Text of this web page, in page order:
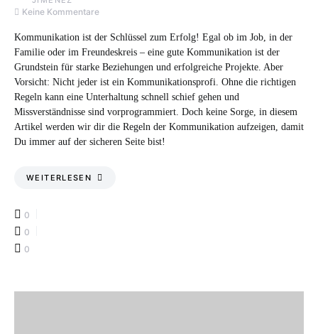
Keine Kommentare
Kommunikation ist der Schlüssel zum Erfolg! Egal ob im Job, in der
Familie oder im Freundeskreis – eine gute Kommunikation ist der
Grundstein für starke Beziehungen und erfolgreiche Projekte. Aber
Vorsicht: Nicht jeder ist ein Kommunikationsprofi. Ohne die richtigen
Regeln kann eine Unterhaltung schnell schief gehen und
Missverständnisse sind vorprogrammiert. Doch keine Sorge, in diesem
Artikel werden wir dir die Regeln der Kommunikation aufzeigen, damit
Du immer auf der sicheren Seite bist!
WEITERLESEN
0
0
0